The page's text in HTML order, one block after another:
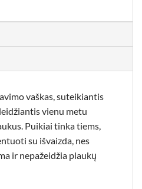
vaškas, suteikiantis
vienu metu
Puikiai tinka tiems,
su išvaizda, nes
ir nepažeidžia plaukų